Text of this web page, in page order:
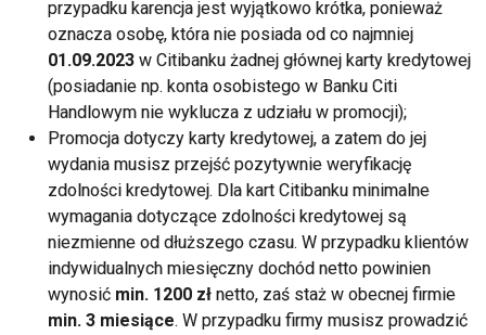
przypadku karencja jest wyjątkowo krótka, ponieważ
oznacza osobę, która nie posiada od co najmniej
01.09.2023 w Citibanku żadnej głównej karty kredytowej
(posiadanie np. konta osobistego w Banku Citi
Handlowym nie wyklucza z udziału w promocji);
Promocja dotyczy karty kredytowej, a zatem do jej
wydania musisz przejść pozytywnie weryfikację
zdolności kredytowej. Dla kart Citibanku minimalne
wymagania dotyczące zdolności kredytowej są
niezmienne od dłuższego czasu. W przypadku klientów
indywidualnych miesięczny dochód netto powinien
wynosić min. 1200 zł netto, zaś staż w obecnej firmie
min. 3 miesiące. W przypadku firmy musisz prowadzić